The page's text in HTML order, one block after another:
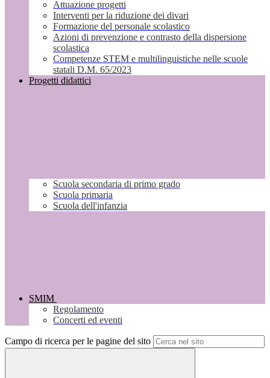
Attuazione progetti
Interventi per la riduzione dei divari
Formazione del personale scolastico
Azioni di prevenzione e contrasto della dispersione
scolastica
Competenze STEM e multilinguistiche nelle scuole
statali D.M. 65/2023
Progetti didattici
Scuola secondaria di primo grado
Scuola primaria
Scuola dell'infanzia
SMIM
Regolamento
Concerti ed eventi
Campo di ricerca per le pagine del sito